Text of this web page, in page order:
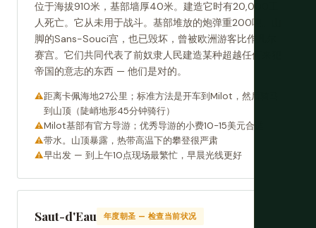
位于海拔910米，基部墙厚40米。建造它时有20,000工
人死亡。它从未用于战斗。基部堆放的炮弹重200吨。山
脚的Sans-Souci宫，也已毁坏，曾被欧洲游客比作凡尔
赛宫。它们共同代表了前奴隶人民建造某种超越任何来犯
帝国的意志的东西 — 他们是对的。
距离卡佩海地27公里；标准方法是开车到Milot，然后骑马
到山顶（陡峭地形45分钟骑行）
Milot基部有官方导游；优秀导游的小费10-15美元合适
带水。山顶暴露，热带高温下的攀登很严肃
早出发 — 到上午10点现场最繁忙，早晨光线更好
Saut-d'Eau 年度朝圣 — 检查当前状况